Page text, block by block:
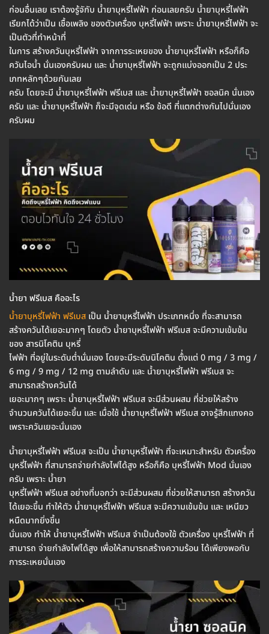
ก่อนอื่นเลย เราต้องรู้จักับ น้ำยาบุหรี่ไฟฟ้า ก่อนเลยครับ น้ำยาบุหรี่ไฟฟ้า
เรียกได้ว่าเป็น เชื้อเพลิง ของตัวเครื่อง บุหรี่ไฟฟ้า เพราะ น้ำยาบุหรี่ไฟฟ้า จะ
เป็นตัวที่ทำหน้าที่
ในการ สร้างควันบุหรี่ไฟฟ้า จากการระเหยของ น้ำยาบุหรี่ไฟฟ้า หรือก็คือ
ควันไอน้ำ นั่นเองครับผม และ น้ำยาบุหรี่ไฟฟ้า จะถูกแบ่งออกเป็น 2 ประ
เภทหลักๆด้วยกันเลย
ครับ โดยจะมี น้ำยาบุหรี่ไฟฟ้า ฟรีเบส และ น้ำยาบุหรี่ไฟฟ้า ซอลนิค นั่นเอง
ครับ และ น้ำยาบุหรี่ไฟฟ้า ก็จะมีจุดเด่น หรือ ข้อดี ที่แตกต่างกันไปนั่นเอง
ครับผม
น้ำยา ฟรีเบส คืออะไร
น้ำยาบุหรี่ไฟฟ้า ฟรีเบส เป็น น้ำยาบุหรี่ไฟฟ้า ประเภทหนึ่ง ที่จะสามารถ
สร้างควันได้เยอะมากๆ โดยตัว น้ำยาบุหรี่ไฟฟ้า ฟรีเบส จะมีความเข้มข้น
ของ สารนิโคติน บุหรี่
ไฟฟ้า ที่อยู่ในระดับต่ำนั่นเอง โดยจะมีระดับนิโคติน ตั้่งแต่ 0 mg / 3 mg /
6 mg / 9 mg / 12 mg ตามลำดับ และ น้ำยาบุหรี่ไฟฟ้า ฟรีเบส จะ
สามารถสร้างควันได้
เยอะมากๆ เพราะ น้ำยาบุหรี่ไฟฟ้า ฟรีเบส จะมีส่วนผสม ที่ช่วยให้สร้าง
จำนวนควันได้เยอะขึ้น และ เมื่อใช้ น้ำยาบุหรี่ไฟฟ้า ฟรีเบส อาจรู้สึกแทงคอ
เพราะควันเยอะนั่นเอง
น้ำยาบุหรี่ไฟฟ้า ฟรีเบส จะเป็น น้ำยาบุหรี่ไฟฟ้า ที่จะเหมาะสำหรับ ตัวเครื่อง
บุหรี่ไฟฟ้า ที่สามารถจ่ายกำลังไฟได้สูง หรือก็คือ บุหรี่ไฟฟ้า Mod นั่นเอง
ครับ เพราะ น้ำยา
บุหรี่ไฟฟ้า ฟรีเบส อย่างที่บอกว่า จะมีส่วนผสม ที่ช่วยให้สามารถ สร้างควัน
ได้เยอะขึ้น ทำให้ตัว น้ำยาบุหรี่ไฟฟ้า ฟรีเบส จะมีความเข้มข้น และ เหนียว
หนืดมากยิ่งขึ้น
นั่นเอง ทำให้ น้ำยาบุหรี่ไฟฟ้า ฟรีเบส จำเป็นต้องใช้ ตัวเครื่อง บุหรี่ไฟฟ้า ที่
สามารถ จ่ายกำลังไฟได้สูง เพื่อให้สามารถสร้างความร้อน ได้เพียงพอกับ
การระเหยนั่นเอง